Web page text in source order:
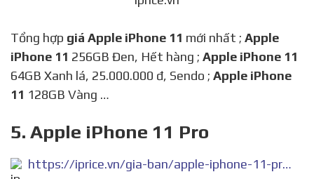
Tổng hợp giá Apple iPhone 11 mới nhất ; Apple
iPhone 11 256GB Đen, Hết hàng ; Apple iPhone 11
64GB Xanh lá, 25.000.000 đ, Sendo ; Apple iPhone
11 128GB Vàng …
5. Apple iPhone 11 Pro
https://iprice.vn/gia-ban/apple-iphone-11-pro/